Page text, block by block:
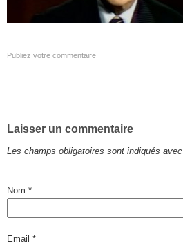
Publiez votre commentaire
Laisser un commentaire
Les champs obligatoires sont indiqués avec
Nom *
Email *